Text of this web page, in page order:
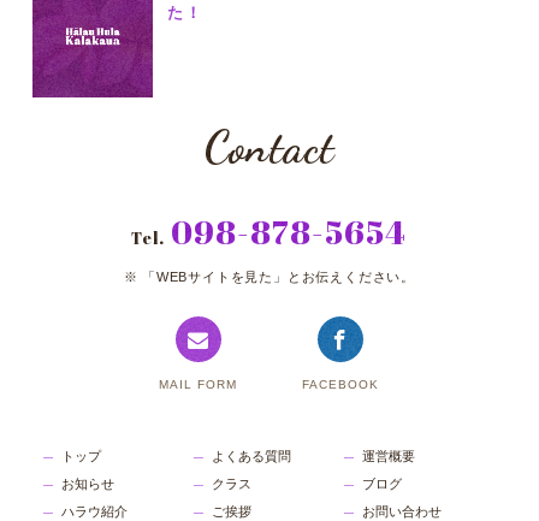
た！
Contact
Tel. 098-878-5654
「WEBサイトを見た」とお伝えください。
MAIL FORM FACEBOOK
トップ
お知らせ
ハラウ紹介
よくある質問
クラス
ご挨拶
運営概要
ブログ
お問い合わせ